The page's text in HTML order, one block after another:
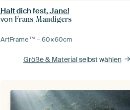
Halt dich fest, Jane!
vonFrans Mandigers
ArtFrame™ –60×60cm
Größe & Material selbst wählen